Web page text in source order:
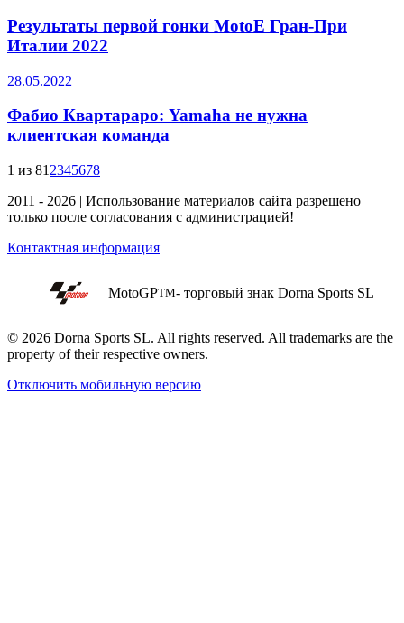
Результаты первой гонки MotoE Гран-При
Италии 2022
28.05.2022
Фабио Квартараро: Yamaha не нужна
клиентская команда
1 из 81 2345678
2011 - 2026 | Использование материалов сайта разрешено
только после согласования с администрацией!
Контактная информация
MotoGPTM- торговый знак Dorna Sports SL
© 2026 Dorna Sports SL. All rights reserved. All trademarks are the
property of their respective owners.
Отключить мобильную версию